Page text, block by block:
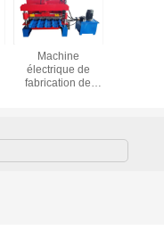
Machine
électrique de
fabrication de